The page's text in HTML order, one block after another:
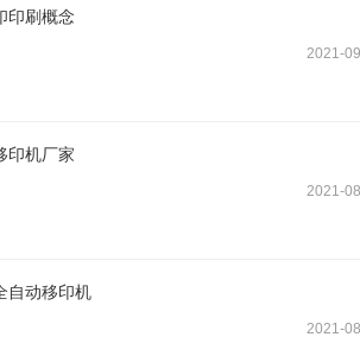
印刷概念
2021-
印机厂家
2021-
自动移印机
2021-